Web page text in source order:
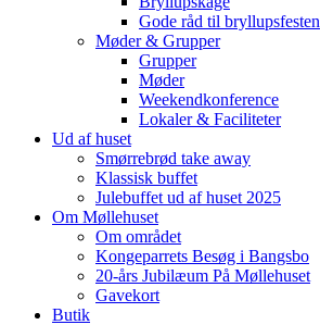
Gode råd til bryllupsfesten
Møder & Grupper
Grupper
Møder
Weekendkonference
Lokaler & Faciliteter
Ud af huset
Smørrebrød take away
Klassisk buffet
Julebuffet ud af huset 2025
Om Møllehuset
Om området
Kongeparrets Besøg i Bangsbo
20-års Jubilæum På Møllehuset
Gavekort
Butik